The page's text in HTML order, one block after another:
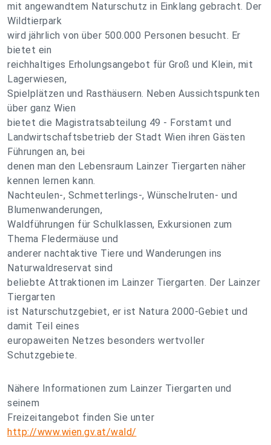
mit angewandtem Naturschutz in Einklang gebracht. Der
Wildtierpark
wird jährlich von über 500.000 Personen besucht. Er
bietet ein
reichhaltiges Erholungsangebot für Groß und Klein, mit
Lagerwiesen,
Spielplätzen und Rasthäusern. Neben Aussichtspunkten
über ganz Wien
bietet die Magistratsabteilung 49 - Forstamt und
Landwirtschaftsbetrieb der Stadt Wien ihren Gästen
Führungen an, bei
denen man den Lebensraum Lainzer Tiergarten näher
kennen lernen kann.
Nachteulen-, Schmetterlings-, Wünschelruten- und
Blumenwanderungen,
Waldführungen für Schulklassen, Exkursionen zum
Thema Fledermäuse und
anderer nachtaktive Tiere und Wanderungen ins
Naturwaldreservat sind
beliebte Attraktionen im Lainzer Tiergarten. Der Lainzer
Tiergarten
ist Naturschutzgebiet, er ist Natura 2000-Gebiet und
damit Teil eines
europaweiten Netzes besonders wertvoller
Schutzgebiete.
Nähere Informationen zum Lainzer Tiergarten und
seinem
Freizeitangebot finden Sie unter
http://www.wien.gv.at/wald/